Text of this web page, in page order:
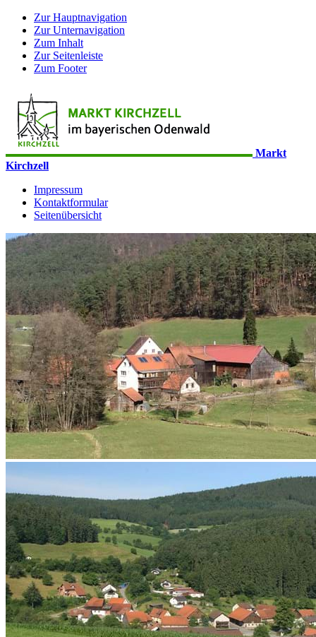
Zur Hauptnavigation
Zur Unternavigation
Zum Inhalt
Zur Seitenleiste
Zum Footer
Markt
Kirchzell
Impressum
Kontaktformular
Seitenübersicht